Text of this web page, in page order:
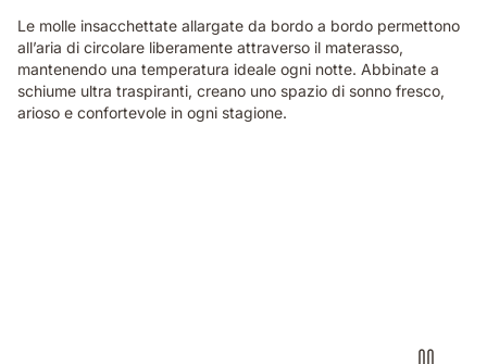
Le molle insacchettate allargate da bordo a bordo permettono
all’aria di circolare liberamente attraverso il materasso,
mantenendo una temperatura ideale ogni notte. Abbinate a
schiume ultra traspiranti, creano uno spazio di sonno fresco,
arioso e confortevole in ogni stagione.